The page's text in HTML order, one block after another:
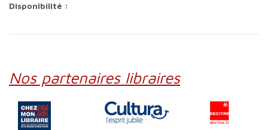
Disponibilité :
Nos partenaires libraires